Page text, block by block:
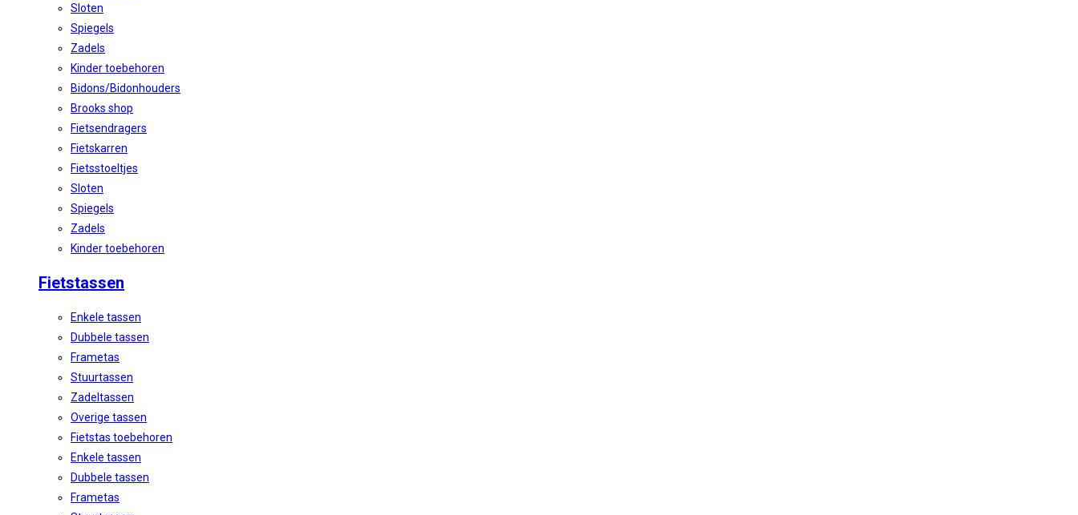
Sloten
Spiegels
Zadels
Kinder toebehoren
Bidons/Bidonhouders
Brooks shop
Fietsendragers
Fietskarren
Fietsstoeltjes
Sloten
Spiegels
Zadels
Kinder toebehoren
Fietstassen
Enkele tassen
Dubbele tassen
Frametas
Stuurtassen
Zadeltassen
Overige tassen
Fietstas toebehoren
Enkele tassen
Dubbele tassen
Frametas